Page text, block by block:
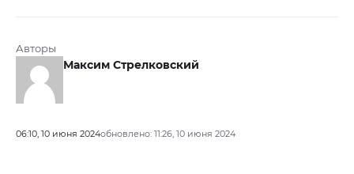
Авторы
Максим Стрелковский
06:10, 10 июня 2024обновлено: 11:26, 10 июня 2024